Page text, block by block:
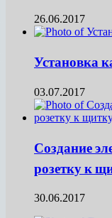
26.06.2017
Установка
03.07.2017
Создание
розетку к
30.06.2017